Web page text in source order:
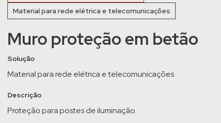
Material para rede elétrica e telecomunicações
Muro proteção em betão
Solução
Material para rede elétrica e telecomunicações
Descrição
Proteção para postes de iluminação.